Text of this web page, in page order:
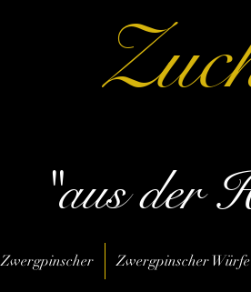
"aus der
Zwergpinscher Zwergpinscher Würfe